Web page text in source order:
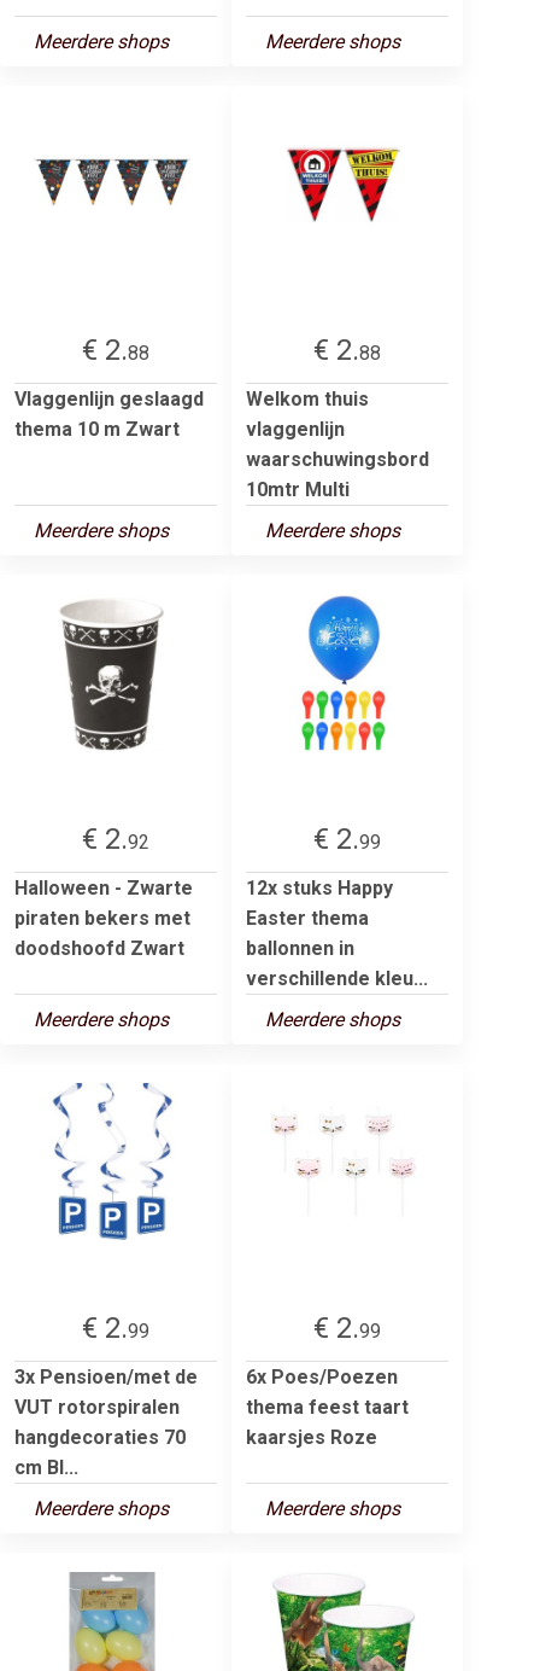
Meerdere shops Meerdere shops
€ 2.88
Vlaggenlijn geslaagd
thema 10 m Zwart
Meerdere shops
€ 2.88
Welkom thuis
vlaggenlijn
waarschuwingsbord
10mtr Multi
Meerdere shops
€ 2.92
Halloween - Zwarte
piraten bekers met
doodshoofd Zwart
Meerdere shops
€ 2.99
12x stuks Happy
Easter thema
ballonnen in
verschillende kleu...
Meerdere shops
€ 2.99
3x Pensioen/met de
VUT rotorspiralen
hangdecoraties 70
cm Bl...
Meerdere shops
€ 2.99
6x Poes/Poezen
thema feest taart
kaarsjes Roze
Meerdere shops